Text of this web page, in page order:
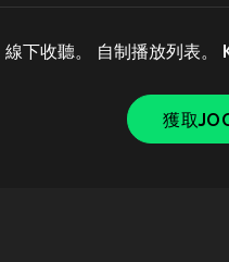
線下收聽。 自制播放列表。
獲取